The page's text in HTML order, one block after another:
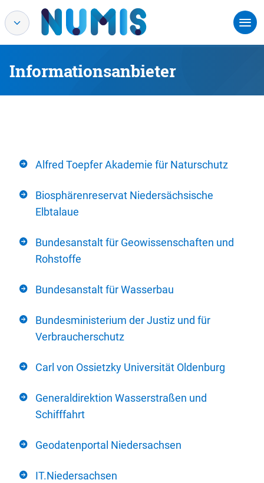
Informationsanbieter
Alfred Toepfer Akademie für Naturschutz
Biosphärenreservat Niedersächsische
Elbtalaue
Bundesanstalt für Geowissenschaften und
Rohstoffe
Bundesanstalt für Wasserbau
Bundesministerium der Justiz und für
Verbraucherschutz
Carl von Ossietzky Universität Oldenburg
Generaldirektion Wasserstraßen und
Schifffahrt
Geodatenportal Niedersachsen
IT.Niedersachsen